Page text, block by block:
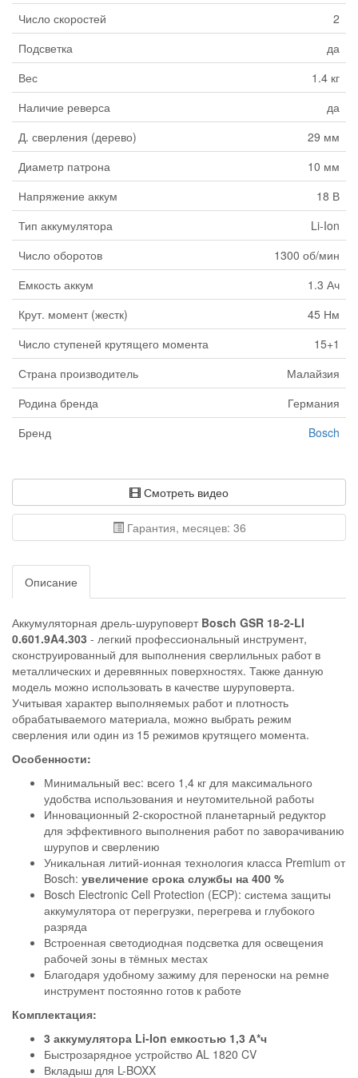
Число скоростей
2
Подсветка
да
Вес
1.4 кг
Наличие реверса
да
Д. сверления (дерево)
29 мм
Диаметр патрона
10 мм
Напряжение аккум
18 В
Тип аккумулятора
Li-Ion
Число оборотов
1300 об/мин
Емкость аккум
1.3 Ач
Крут. момент (жестк)
45 Нм
Число ступеней крутящего момента
15+1
Страна производитель
Малайзия
Родина бренда
Германия
Бренд
Bosch
Смотреть видео
Гарантия, месяцев: 36
Описание
Аккумуляторная дрель-шуруповертBosch GSR 18-2-LI
0.601.9A4.303 - легкий профессиональный инструмент,
сконструированный для выполнения сверлильных работ в
металлических и деревянных поверхностях. Также данную
модель можно использовать в качестве шуруповерта.
Учитывая характер выполняемых работ и плотность
обрабатываемого материала, можно выбрать режим
сверления или один из 15 режимов крутящего момента.
Особенности:
Минимальный вес: всего 1,4 кг для максимального
удобства использования и неутомительной работы
Инновационный 2-скоростной планетарный редуктор
для эффективного выполнения работ по заворачиванию
шурупов и сверлению
Уникальная литий-ионная технология класса Premium от
Bosch: увеличение срока службы на 400 %
Bosch Electronic Cell Protection (ECP): система защиты
аккумулятора от перегрузки, перегрева и глубокого
разряда
Встроенная светодиодная подсветка для освещения
рабочей зоны в тёмных местах
Благодаря удобному зажиму для переноски на ремне
инструмент постоянно готов к работе
Комплектация:
3 аккумулятора Li-Ion емкостью 1,3 А*ч
Быстрозарядное устройство AL 1820 CV
Вкладыш для L-BOXX